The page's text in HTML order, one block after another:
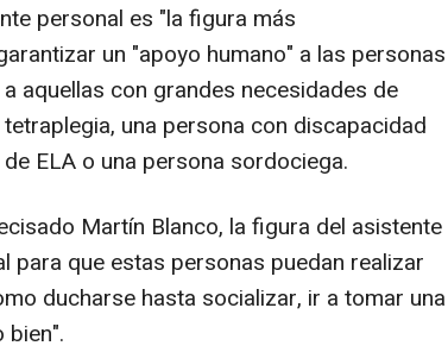
personal es "la figura más
un "apoyo humano" a las personas
aquellas con grandes necesidades de
una persona con discapacidad
ELA o una persona sordociega.
Martín Blanco, la figura del asistente
para que estas personas puedan realizar
ducharse hasta socializar, ir a tomar una
bien".